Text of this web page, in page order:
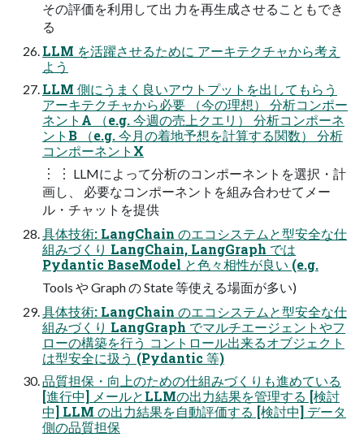
その評価を利用して出 力を再生成させることもでき
る
LLM を活躍させるために アーキテクチャから考え
よう
LLM 側にうまく良いアウトプットを出してもらう
アーキテクチャから必要 （今の理想） 分析コンポー
ネントA （e.g. 今週の売上クエリ） 分析コンポーネ
ントB （e.g. 今月の着地予想を計算する関数） 分析
コンポーネントX
︙ ︙ LLMによって分析のコンポーネントを選択・計
画し、 必要なコンポーネントを組み合わせてメー
ル・チャットを提供
具体技術: LangChain のエコシステムと型安全な仕
組みづくり LangChain, LangGraph では
Pydantic BaseModel と色々相性が良い (e.g.
Tools や Graph の State 等使える場面が多い)
具体技術: LangChain のエコシステムと型安全な仕
組みづくり LangGraph でマルチエージェントやフ
ローの構築を行う コントロール出来るオブジェクト
は型安全に扱う (Pydantic 等)
品質担保・向上のための仕組みづくりも進めている
[進行中] メールとLLMの出力結果を管理する [検討
中] LLM の出力結果を自動評価する [検討中] データ
側の品質担保